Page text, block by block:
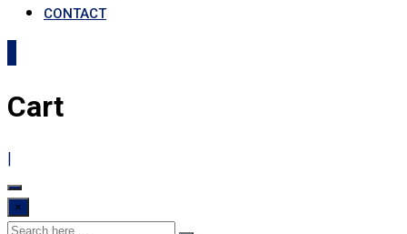
CONTACT
Cart
|
×